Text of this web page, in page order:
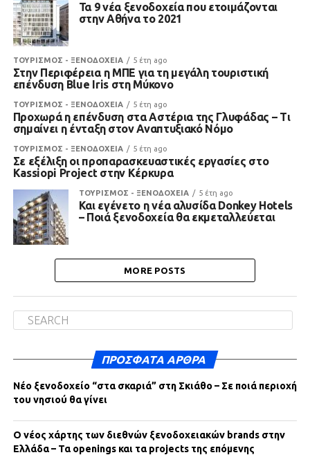
Τα 9 νέα ξενοδοχεία που ετοιμάζονται
στην Αθήνα το 2021
ΤΟΥΡΙΣΜΟΣ - ΞΕΝΟΔΟΧΕΙΑ 5 έτη ago
Στην Περιφέρεια η ΜΠΕ για τη μεγάλη τουριστική
επένδυση Blue Iris στη Μύκονο
ΤΟΥΡΙΣΜΟΣ - ΞΕΝΟΔΟΧΕΙΑ 5 έτη ago
Προχωρά η επένδυση στα Αστέρια της Γλυφάδας – Τι
σημαίνει η ένταξη στον Αναπτυξιακό Νόμο
ΤΟΥΡΙΣΜΟΣ - ΞΕΝΟΔΟΧΕΙΑ 5 έτη ago
Σε εξέλιξη οι προπαρασκευαστικές εργασίες στο
Kassiopi Project στην Κέρκυρα
ΤΟΥΡΙΣΜΟΣ - ΞΕΝΟΔΟΧΕΙΑ 5 έτη ago
Και εγένετο η νέα αλυσίδα Donkey Hotels
– Ποιά ξενοδοχεία θα εκμεταλλεύεται
MORE POSTS
ΠΡΌΣΦΑΤΑ ΆΡΘΡΑ
Νέο ξενοδοχείο “στα σκαριά” στη Σκιάθο – Σε ποιά περιοχή
του νησιού θα γίνει
Ο νέος χάρτης των διεθνών ξενοδοχειακών brands στην
Ελλάδα – Τα openings και τα projects της επόμενης